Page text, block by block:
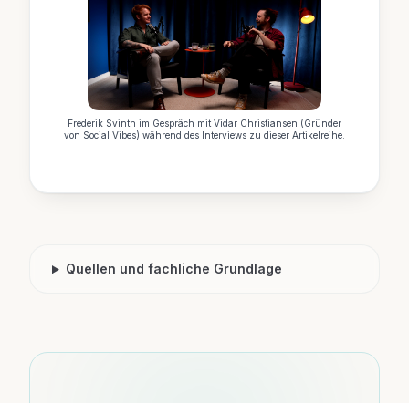
Frederik Svinth im Gespräch mit Vidar Christiansen (Gründer
von Social Vibes) während des Interviews zu dieser Artikelreihe.
Quellen und fachliche Grundlage